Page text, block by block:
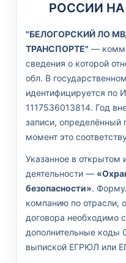
РОССИИ НА
"БЕЛОГОРСКИЙ ЛО
ТРАНСПОРТЕ" —
сведения о которой
обл. В
идентифицируется
1117536013814. Год
записи,
момент это
Указанное в открытом
деятельности —
безопасности».
компанию по отрасли,
договора необходимо
дополнительные коды
выпиской ЕГРЮЛ или